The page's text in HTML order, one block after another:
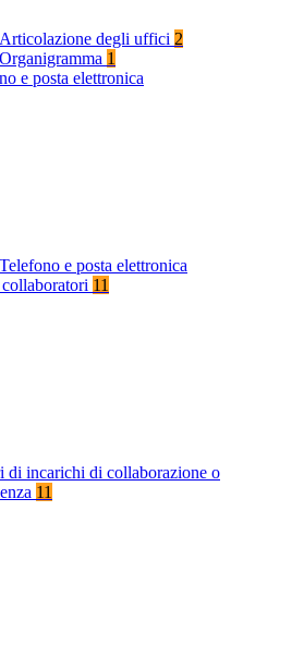
Articolazione degli uffici 2
Organigramma 1
e posta elettronica
Telefono e posta elettronica
11
di incarichi di collaborazione o
11